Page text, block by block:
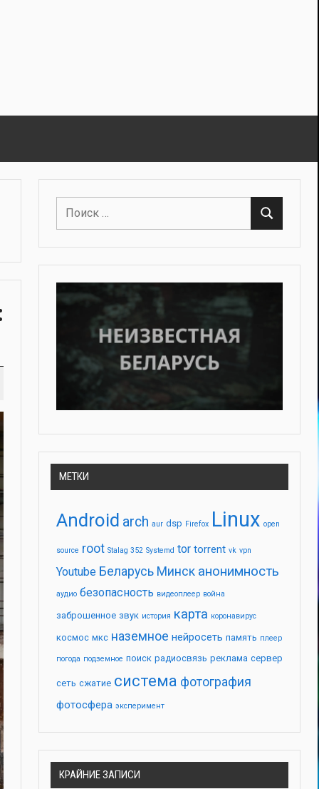
Поиск
Поиск
МЕТКИ
Android arch aur dsp Firefox Linux open
source root Stalag 352 Systemd tor torrent vk vpn
Youtube Беларусь Минск анонимность
аудио безопасность видеоплеер война
заброшенное звук история карта коронавирус
космос мкс наземное нейросеть память плеер
погода подземное поиск радиосвязь реклама сервер
сеть сжатие система фотография
фотосфера эксперимент
КРАЙНИЕ ЗАПИСИ